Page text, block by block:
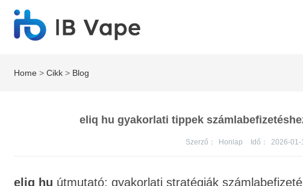
Home >Cikk > Blog
eliq hu gyakorlati tippek
Szerző： Honlap Idő： 2026-01-
eliq hu útmutató: gyakorlati stratégiák